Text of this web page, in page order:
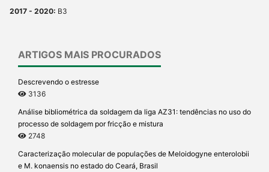
2017 - 2020: B3
ARTIGOS MAIS PROCURADOS
Descrevendo o estresse
3136
Análise bibliométrica da soldagem da liga AZ31: tendências no uso do
processo de soldagem por fricção e mistura
2748
Caracterização molecular de populações de Meloidogyne enterolobii
e M. konaensis no estado do Ceará, Brasil